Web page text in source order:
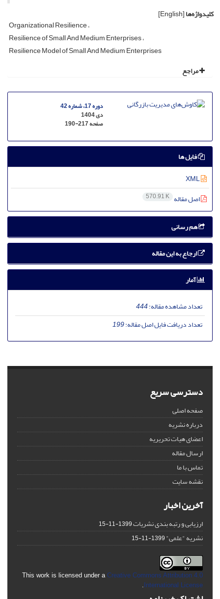
کلیدواژه‌ها[English]
Organizational Resilience
Resilience of Small And Medium Enterprises
Resilience Model of Small And Medium Enterprises
مراجع
دوره 17، شماره 42
دی 1404
صفحه190-217
فایل ها
اصل مقاله 570.91 K
هم رسانی
ارجاع به این مقاله
آمار
تعداد مشاهده مقاله:444
تعداد دریافت فایل اصل مقاله:199
دسترسی سریع
صفحه اصلی
درباره نشریه
اعضای هیات تحریریه
ارسال مقاله
تماس با ما
نقشه سایت
آخرین اخبار
ارزیابی و رتبه بندی نشریات1399-11-15
نشریه "علمی"1399-11-15
This work is licensed under a Creative Commons Attribution 4.0
International License